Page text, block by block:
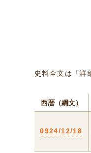
史料全文は「詳
西暦（綱文）
0924/12/18